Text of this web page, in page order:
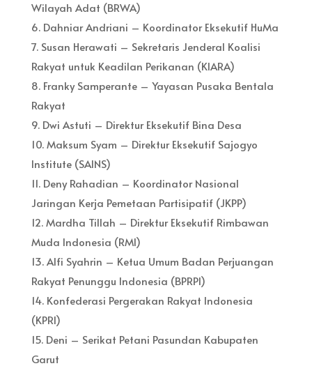
Wilayah Adat (BRWA)
6. Dahniar Andriani – Koordinator Eksekutif HuMa
7. Susan Herawati – Sekretaris Jenderal Koalisi
Rakyat untuk Keadilan Perikanan (KIARA)
8. Franky Samperante – Yayasan Pusaka Bentala
Rakyat
9. Dwi Astuti – Direktur Eksekutif Bina Desa
10. Maksum Syam – Direktur Eksekutif Sajogyo
Institute (SAINS)
11. Deny Rahadian – Koordinator Nasional
Jaringan Kerja Pemetaan Partisipatif (JKPP)
12. Mardha Tillah – Direktur Eksekutif Rimbawan
Muda Indonesia (RMI)
13. Alfi Syahrin – Ketua Umum Badan Perjuangan
Rakyat Penunggu Indonesia (BPRPI)
14. Konfederasi Pergerakan Rakyat Indonesia
(KPRI)
15. Deni – Serikat Petani Pasundan Kabupaten
Garut